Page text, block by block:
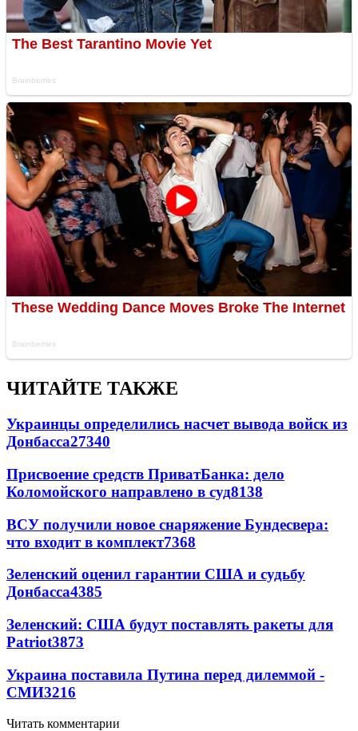
ЧИТАЙТЕ ТАКЖЕ
Украинцы определились насчет вывода войск из
Донбасса27340
Присвоение средств ПриватБанка: дело
Коломойского направлено в суд8138
ВСУ получили новое снаряжение Бундесвера:
что входит в комплект7368
Зеленский оценил гарантии США и судьбу
Донбасса4385
Зеленский: США будут поставлять ракеты для
Patriot3873
Украина поставила Путина перед дилеммой -
СМИ3216
Читать комментарии